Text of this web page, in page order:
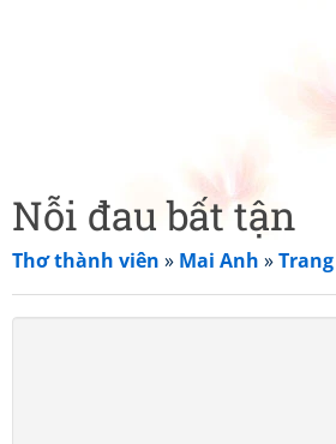
Nỗi đau bất tận
Thơ thành viên » Mai Anh »